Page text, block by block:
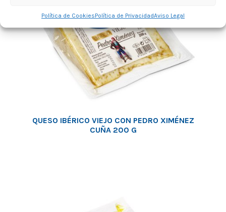
Política de CookiesPolítica de PrivacidadAviso Legal
QUESO IBÉRICO VIEJO CON PEDRO XIMÉNEZ
CUÑA 200 G